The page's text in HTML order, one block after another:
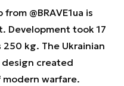
from @BRAVE1ua is
Development took 17
kg. The Ukrainian
design created
warfare.